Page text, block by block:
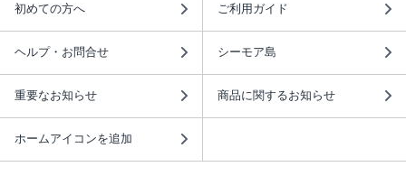
初めての方へ ご利用ガイド
ヘルプ・お問合せ シーモア島
重要なお知らせ 商品に関するお知らせ
ホームアイコンを追加